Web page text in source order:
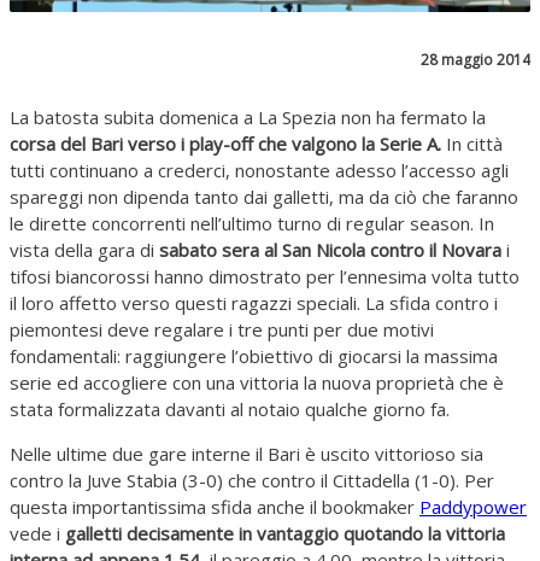
28 maggio 2014
La batosta subita domenica a La Spezia non ha fermato la
corsa del Bari verso i play-off che valgono la Serie A. In città
tutti continuano a crederci, nonostante adesso l’accesso agli
spareggi non dipenda tanto dai galletti, ma da ciò che faranno
le dirette concorrenti nell’ultimo turno di regular season. In
vista della gara di sabato sera al San Nicola contro il Novara i
tifosi biancorossi hanno dimostrato per l’ennesima volta tutto
il loro affetto verso questi ragazzi speciali. La sfida contro i
piemontesi deve regalare i tre punti per due motivi
fondamentali: raggiungere l’obiettivo di giocarsi la massima
serie ed accogliere con una vittoria la nuova proprietà che è
stata formalizzata davanti al notaio qualche giorno fa.
Nelle ultime due gare interne il Bari è uscito vittorioso sia
contro la Juve Stabia (3-0) che contro il Cittadella (1-0). Per
questa importantissima sfida anche il bookmaker Paddypower
vede i galletti decisamente in vantaggio quotando la vittoria